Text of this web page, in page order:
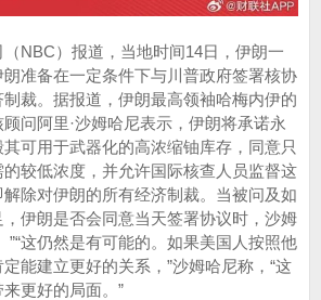
NBC）报道，当地时间14日，伊朗一
准备在一定条件下与川普政府签署核协
裁。据报道，伊朗最高领袖哈梅内伊的
问阿里·沙姆哈尼表示，伊朗将承诺永
可用于武器化的高浓缩铀库存，同意只
较低浓度，并允许国际核查人员监督这
除对伊朗的所有经济制裁。当被问及如
伊朗是否会同意当天签署协议时，沙姆
”“这仍然是有可能的。如果美国人按照他
能建立更好的关系，”沙姆哈尼称，“这
更好的局面。”